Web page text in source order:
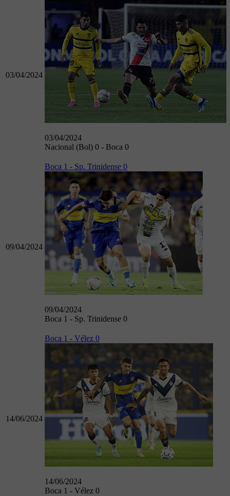
03/04/2024
03/04/2024
Nacional (Bol) 0 - Boca 0
09/04/2024
Boca 1 - Sp. Trinidense 0
09/04/2024
Boca 1 - Sp. Trinidense 0
14/06/2024
Boca 1 - Vélez 0
14/06/2024
Boca 1 - Vélez 0